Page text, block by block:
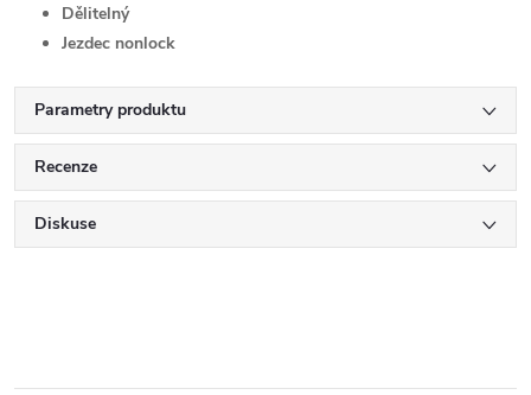
Dělitelný
Jezdec nonlock
Parametry produktu
Recenze
Diskuse